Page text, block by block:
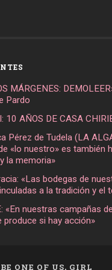
MÁRGENES:
Pardo
10 AÑOS DE CASA
Pérez de Tudela (LA
«lo nuestro» es también
la memoria»
«Las bodegas de
a la tradición y el
«En nuestras campañas
si hay acción»
ONE OF US, GIRL